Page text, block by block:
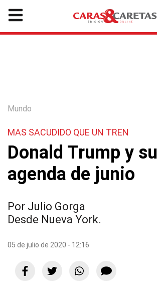
Mundo
MAS SACUDIDO QUE UN TREN
Donald Trump y su
agenda de junio
Por Julio Gorga
Desde Nueva York.
05 de julio de 2020 - 12:16